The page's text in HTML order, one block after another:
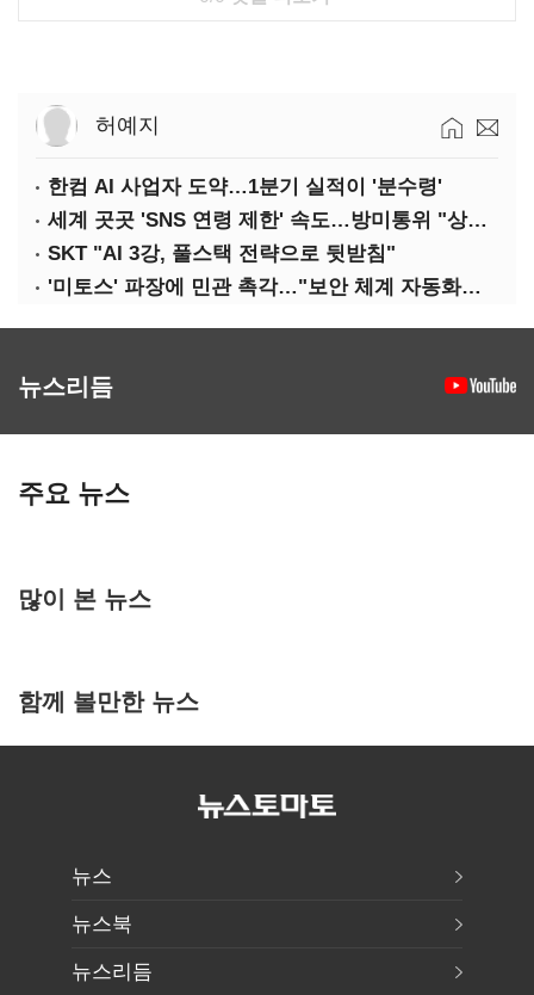
허예지
한컴 AI 사업자 도약…1분기 실적이 '분수령'
세계 곳곳 'SNS 연령 제한' 속도…방미통위 "상반기 중 의견수렴"
SKT "AI 3강, 풀스택 전략으로 뒷받침"
'미토스' 파장에 민관 촉각…"보안 체계 자동화로 대응해야"
뉴스리듬
주요 뉴스
많이 본 뉴스
함께 볼만한 뉴스
뉴스
뉴스북
뉴스리듬